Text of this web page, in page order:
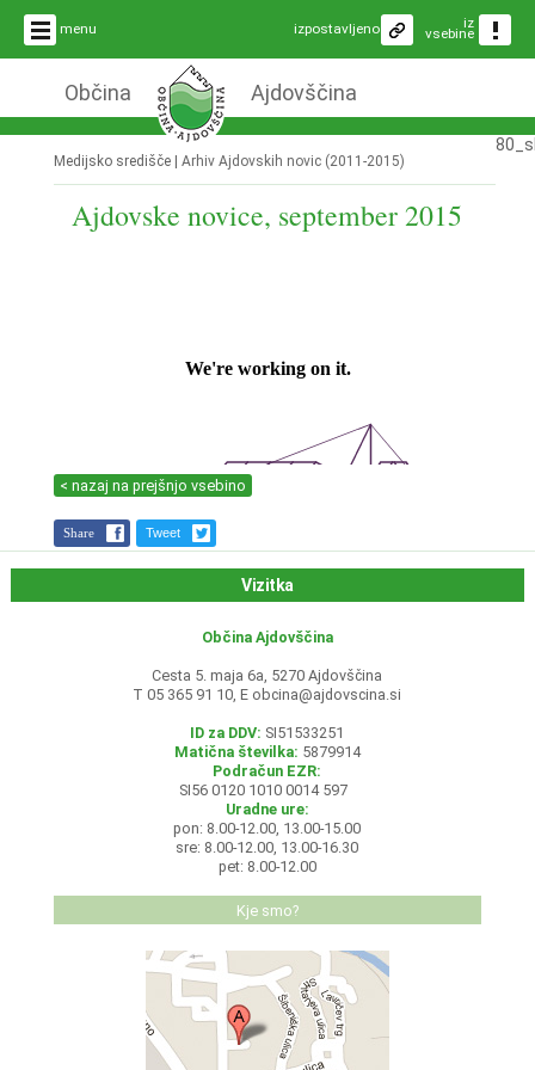
menu iz
vsebine
izpostavljeno
Občina Ajdovščina
Medijsko središče | Arhiv Ajdovskih novic (2011-2015)
Ajdovske novice, september 2015
< nazaj na prejšnjo vsebino
Share Tweet
Vizitka
Občina Ajdovščina
Cesta 5. maja 6a, 5270 Ajdovščina
T 05 365 91 10, E obcina@ajdovscina.si
ID za DDV: SI51533251
Matična številka: 5879914
Podračun EZR:
SI56 0120 1010 0014 597
Uradne ure:
pon: 8.00-12.00, 13.00-15.00
sre: 8.00-12.00, 13.00-16.30
pet: 8.00-12.00
Kje smo?